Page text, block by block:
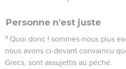
Personne n'est juste
9 Quoi donc ! sommes-nous plus
nous avons ci-devant convaincu
Grecs, sont assujettis au péché.